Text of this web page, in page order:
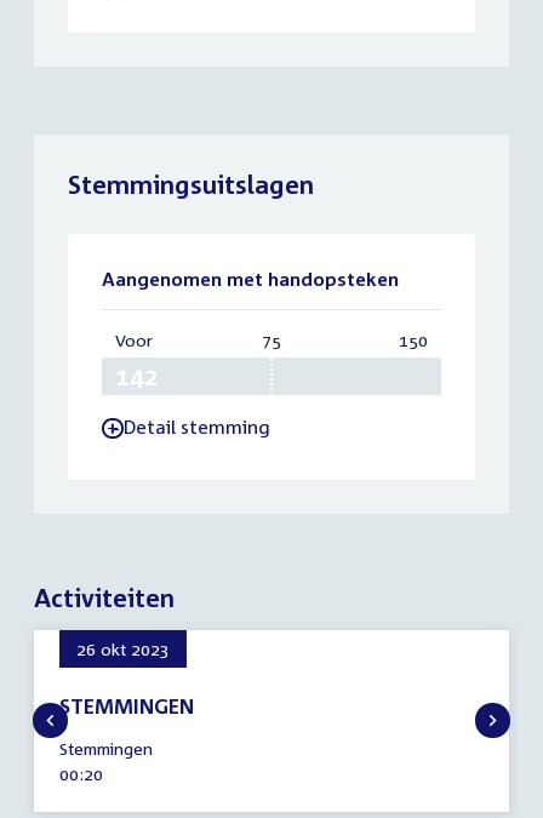
Stemmingsuitslagen
Aangenomen met handopsteken
Voor:
75 150
-Detail stemming
Activiteiten
26 okt 2023
STEMMINGEN
26
oktober
2023
Stemmingen
Tijd
00:20